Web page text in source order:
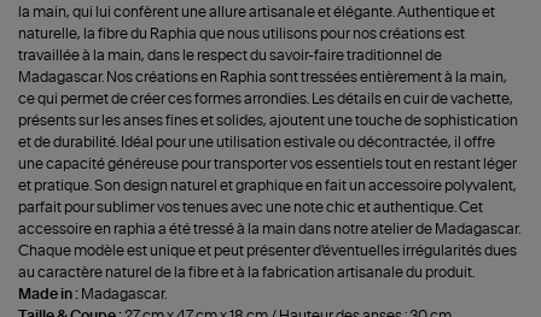
la main, qui lui confèrent une allure artisanale et élégante. Authentique et
naturelle, la fibre du Raphia que nous utilisons pour nos créations est
travaillée à la main, dans le respect du savoir-faire traditionnel de
Madagascar. Nos créations en Raphia sont tressées entièrement à la main,
ce qui permet de créer ces formes arrondies. Les détails en cuir de vachette,
présents sur les anses fines et solides, ajoutent une touche de sophistication
et de durabilité. Idéal pour une utilisation estivale ou décontractée, il offre
une capacité généreuse pour transporter vos essentiels tout en restant léger
et pratique. Son design naturel et graphique en fait un accessoire polyvalent,
parfait pour sublimer vos tenues avec une note chic et authentique. Cet
accessoire en raphia a été tressé à la main dans notre atelier de Madagascar.
Chaque modèle est unique et peut présenter d'éventuelles irrégularités dues
au caractère naturel de la fibre et à la fabrication artisanale du produit.
Made in : Madagascar.